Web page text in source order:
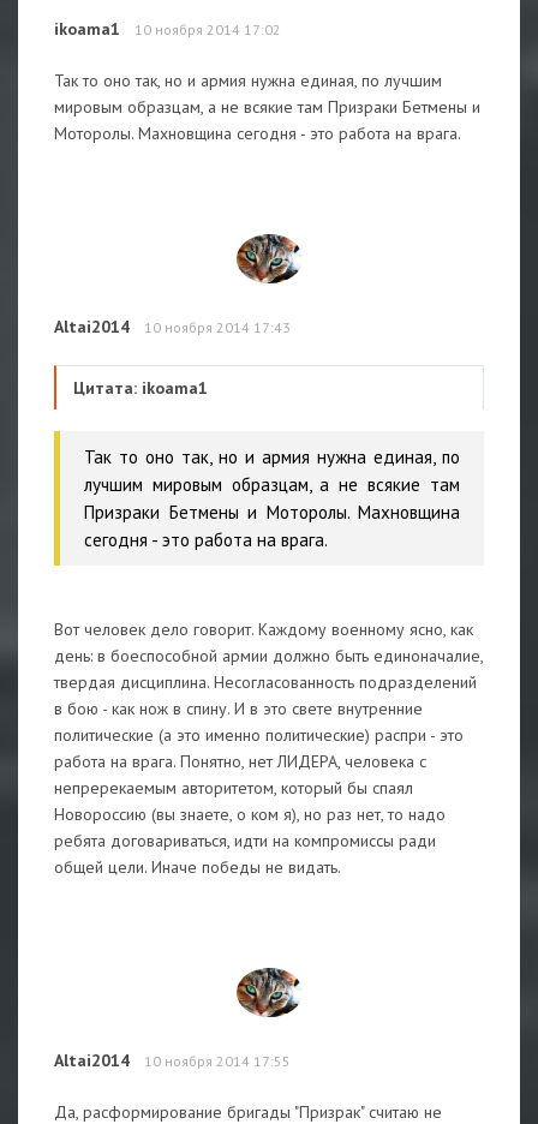
ikoama1 10 ноября 2014 17:02
Так то оно так, но и армия нужна единая, по лучшим
мировым образцам, а не всякие там Призраки Бетмены и
Моторолы. Махновщина сегодня - это работа на врага.
Altai2014 10 ноября 2014 17:43
Цитата: ikoama1
Так то оно так, но и армия нужна единая, по
лучшим мировым образцам, а не всякие там
Призраки Бетмены и Моторолы. Махновщина
сегодня - это работа на врага.
Вот человек дело говорит. Каждому военному ясно, как
день: в боеспособной армии должно быть единоначалие,
твердая дисциплина. Несогласованность подразделений
в бою - как нож в спину. И в это свете внутренние
политические (а это именно политические) распри - это
работа на врага. Понятно, нет ЛИДЕРА, человека с
непререкаемым авторитетом, который бы спаял
Новороссию (вы знаете, о ком я), но раз нет, то надо
ребята договариваться, идти на компромиссы ради
общей цели. Иначе победы не видать.
Altai2014 10 ноября 2014 17:55
Да, расформирование бригады "Призрак" считаю не